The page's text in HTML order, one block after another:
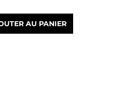
Entrez la
AU PANIER